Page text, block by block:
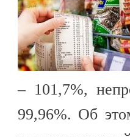
– 101,7%,
99,96%. Об